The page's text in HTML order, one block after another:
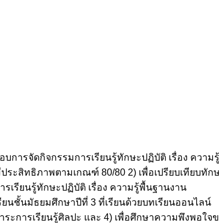
ารจัดกิจกรรมการเรียนรู้ทักษะปฏิบัติ เรื่อง ความรู้
ะสิทธิภาพตามเกณฑ์ 80/80 2) เพื่อเปรียบเทียบทัก
เรียนรู้ทักษะปฏิบัติ เรื่อง ความรู้พื้นฐานงาน
ยนชั้นมัธยมศึกษาปีที่ 3 ที่เรียนด้วยบทเรียนออนไลน์
ะการเรียนรู้ศิลปะ และ 4) เพื่อศึกษาความพึงพอใจ